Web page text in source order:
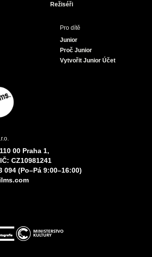
Režiséři
Pro dítě
Junior
Proč Junior
Vytvořit Junior Účet
00 Praha 1,
CZ10981241
094 (Po–Pá 9:00–16:00)